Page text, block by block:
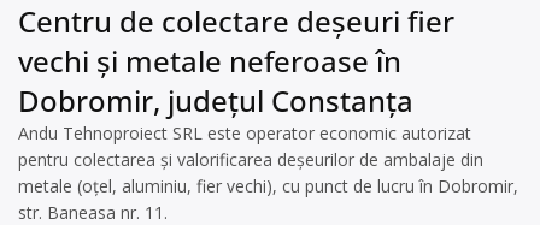
Centru de colectare deșeuri fier
vechi și metale neferoase în
Dobromir, județul Constanța
Andu Tehnoproiect SRL este operator economic autorizat
pentru colectarea și valorificarea deșeurilor de ambalaje din
metale (oțel, aluminiu, fier vechi), cu punct de lucru în Dobromir,
str. Baneasa nr. 11.